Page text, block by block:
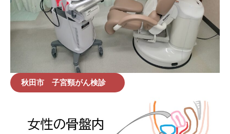
秋田市 子宮頸がん検診